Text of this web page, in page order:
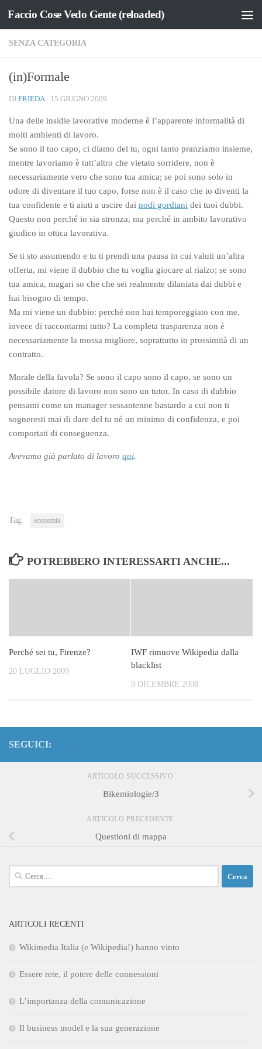
Salta al contenuto
Faccio Cose Vedo Gente (reloaded)
SENZA CATEGORIA
(in)Formale
DI FRIEDA · 15 GIUGNO 2009
Una delle insidie lavorative moderne è l’apparente informalità di
molti ambienti di lavoro.
Se sono il tuo capo, ci diamo del tu, ogni tanto pranziamo insieme,
mentre lavoriamo è tutt’altro che vietato sorridere, non è
necessariamente vero che sono tua amica; se poi sono solo in
odore di diventare il tuo capo, forse non è il caso che io diventi la
tua confidente e ti aiuti a uscire dai nodi gordiani dei tuoi dubbi.
Questo non perché io sia stronza, ma perché in ambito lavorativo
giudico in ottica lavorativa.
Se ti sto assumendo e tu ti prendi una pausa in cui valuti un’altra
offerta, mi viene il dubbio che tu voglia giocare al rialzo; se sono
tua amica, magari so che che sei realmente dilaniata dai dubbi e
hai bisogno di tempo.
Ma mi viene un dubbio: perché non hai temporeggiato con me,
invece di raccontarmi tutto? La completa trasparenza non è
necessariamente la mossa migliore, soprattutto in prossimità di un
contratto.
Morale della favola? Se sono il capo sono il capo, se sono un
possibile datore di lavoro non sono un tutor. In caso di dubbio
pensami come un manager sessantenne bastardo a cui non ti
sogneresti mai di dare del tu né un minimo di confidenza, e poi
comportati di conseguenza.
Avevamo già parlato di lavoro qui.
Tag: economia
POTREBBERO INTERESSARTI ANCHE...
Perché sei tu, Firenze?
20 LUGLIO 2009
IWF rimuove Wikipedia dalla
blacklist
9 DICEMBRE 2008
SEGUICI:
ARTICOLO SUCCESSIVO
Bikemiologie/3
ARTICOLO PRECEDENTE
Questioni di mappa
Ricerca
per:
ARTICOLI RECENTI
Wikimedia Italia (e Wikipedia!) hanno vinto
Essere rete, il potere delle connessioni
L’importanza della comunicazione
Il business model e la sua generazione